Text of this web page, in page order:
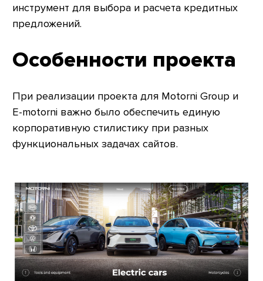
инструмент для выбора и расчета кредитных
предложений.
Особенности проекта
При реализации проекта для Motorni Group и
E-motorni важно было обеспечить единую
корпоративную стилистику при разных
функциональных задачах сайтов.